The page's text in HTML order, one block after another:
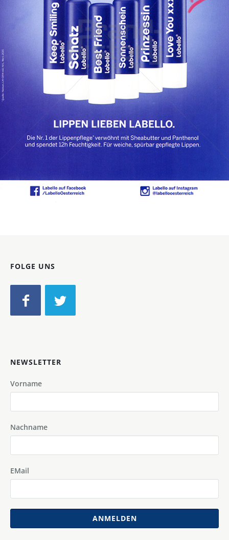
Labello Beiersdorf AG 2016
Bild-ID: 72154
FOLGE UNS
NEWSLETTER
Vorname
Nachname
EMail
ANMELDEN